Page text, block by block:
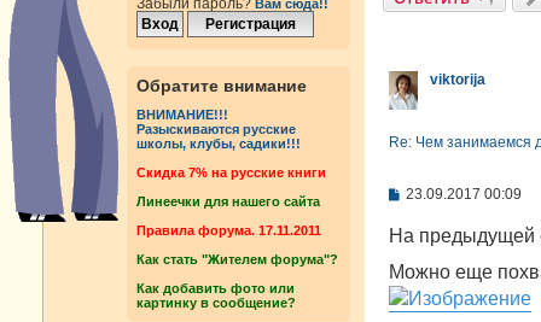
Забыли пароль? Вам сюда!!
Обратите внимание
ВНИМАНИЕ!!!
Разыскиваются русские
школы, клубы, садики!!!
Cкидка 7% на русские книги
Линеечки для нашего сайта
Правила форума. 17.11.2011
Как стать "Жителем форума"?
Как добавить фото или
картинку в сообщение?
viktorija
Re: Чем занимаемся
С
о
б
щ
е
н
и
23.09.2017 00:09
На предыдущей
Можно еще